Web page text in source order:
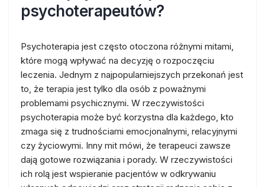
psychoterapeutów?
Psychoterapia jest często otoczona różnymi mitami,
które mogą wpływać na decyzję o rozpoczęciu
leczenia. Jednym z najpopularniejszych przekonań jest
to, że terapia jest tylko dla osób z poważnymi
problemami psychicznymi. W rzeczywistości
psychoterapia może być korzystna dla każdego, kto
zmaga się z trudnościami emocjonalnymi, relacyjnymi
czy życiowymi. Inny mit mówi, że terapeuci zawsze
dają gotowe rozwiązania i porady. W rzeczywistości
ich rolą jest wspieranie pacjentów w odkrywaniu